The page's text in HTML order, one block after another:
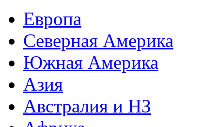
Европа
Северная Америка
Южная Америка
Азия
Австралия и НЗ